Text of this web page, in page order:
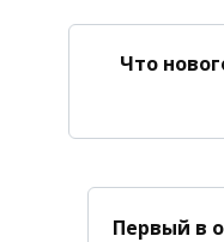
Что
Первый в